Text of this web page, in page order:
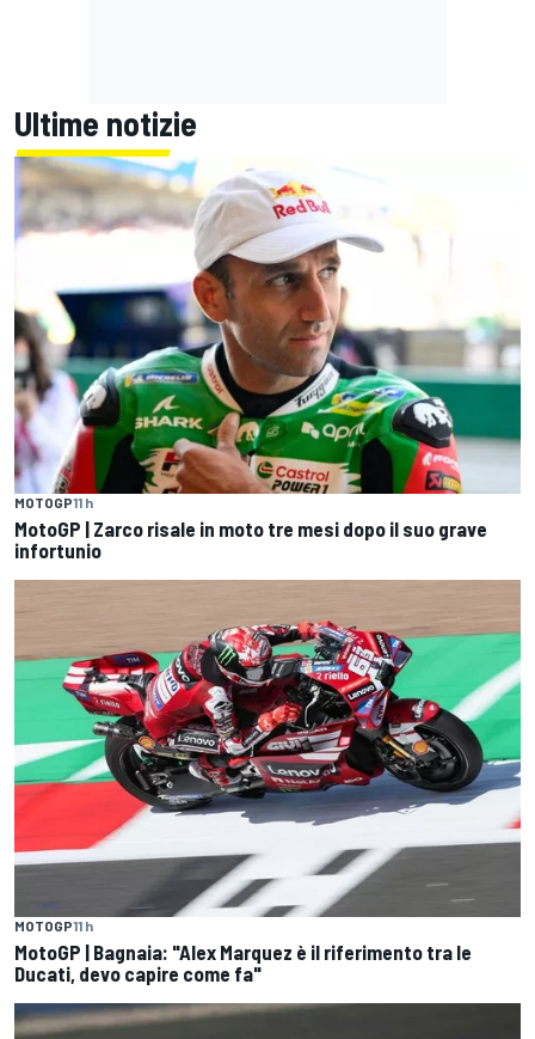
Ultime notizie
MOTOGP11 h
MotoGP | Zarco risale in moto tre mesi dopo il suo grave
infortunio
MOTOGP11 h
MotoGP | Bagnaia: "Alex Marquez è il riferimento tra le
Ducati, devo capire come fa"